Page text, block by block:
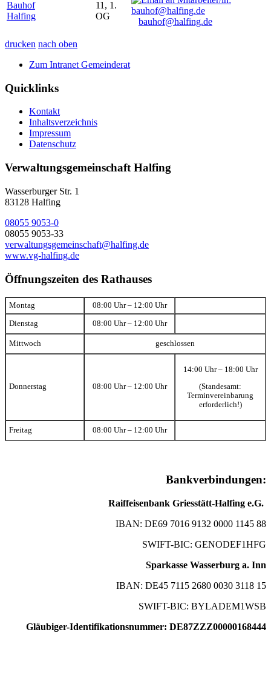
Bauhof
Halfing
11, 1.
OG
bauhof@halfing.de
drucken nach oben
Zum Intranet Gemeinderat
Quicklinks
Kontakt
Inhaltsverzeichnis
Impressum
Datenschutz
Verwaltungsgemeinschaft Halfing
Wasserburger Str. 1
83128 Halfing
08055 9053-0
08055 9053-33
verwaltungsgemeinschaft@halfing.de
www.vg-halfing.de
Öffnungszeiten des Rathauses
Montag 08:00 Uhr – 12:00 Uhr
Dienstag 08:00 Uhr – 12:00 Uhr
Mittwoch geschlossen
Donnerstag 08:00 Uhr – 12:00 Uhr
14:00 Uhr – 18:00 Uhr
(Standesamt:
Terminvereinbarung
erforderlich!)
Freitag 08:00 Uhr – 12:00 Uhr
Bankverbindungen:
Raiffeisenbank Griesstätt-Halfing e.G.
IBAN: DE69 7016 9132 0000 1145 88
SWIFT-BIC: GENODEF1HFG
Sparkasse Wasserburg a. Inn
IBAN: DE45 7115 2680 0030 3118 15
SWIFT-BIC: BYLADEM1WSB
Gläubiger-Identifikationsnummer: DE87ZZZ00000168444